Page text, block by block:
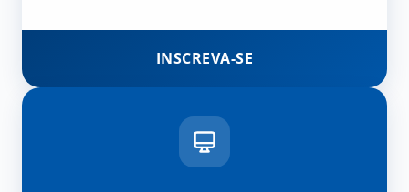
INSCREVA-SE